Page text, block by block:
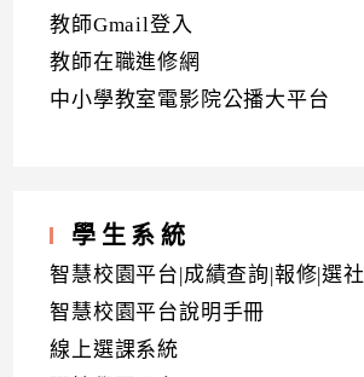
教師Gmail登入
教師在職進修網
中小學教室電影院公播大平台
學生系統
智慧校園平台|成績查詢|報修|選社
智慧校園平台說明手冊
線上選課系統